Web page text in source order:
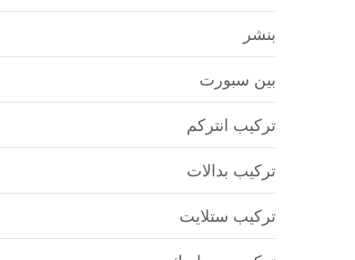
بنشر
بين سبورت
تركيب انتركم
تركيب بدالات
تركيب ستلايت